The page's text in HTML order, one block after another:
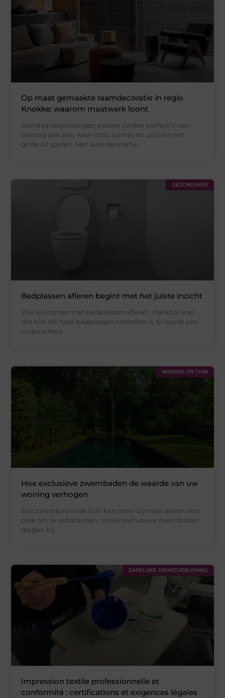
Op maat gemaakte raamdecoratie in regio
Knokke: waarom maatwerk loont
Standaardoplossingen passen zelden perfect in een
woning aan zee, waar licht, ruimte en uitzicht een
grote rol spelen. Met raamdecoratie
GEZONDHEID
Bedplassen afleren begint met het juiste inzicht
Wie wil starten met bedplassen afleren, merkt al snel
dat niet elk type bedplassen hetzelfde is. Er wordt een
onderscheid
WONING EN TUIN
Hoe exclusieve zwembaden de waarde van uw
woning verhogen
Een zwembad in de tuin kan meer zijn dan alleen een
plek om te ontspannen. Vooral exclusieve zwembaden
dragen bij
ZAKELIJKE DIENSTVERLENING
Impression textile professionnelle et
conformité : certifications et exigences légales